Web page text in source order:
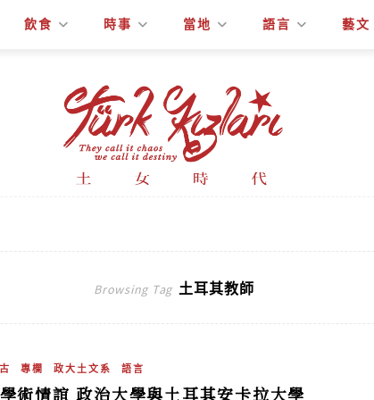
飲食 時事 當地 語言 藝文
Browsing Tag 土耳其教師
專欄 政大土文系 語言
術情誼 政治大學與土耳其安卡拉大學